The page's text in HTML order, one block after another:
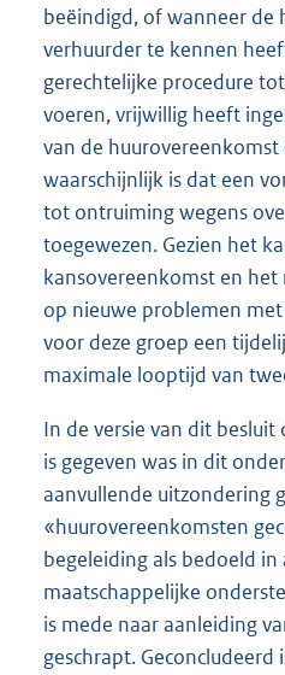
beëindigd, of wanneer de
verhuurder te kennen
gerechtelijke procedure
voeren, vrijwillig heeft
van de
waarschijnlijk is dat een
tot ontruiming wegens
toegewezen. Gezien het
kansovereenkomst en
op nieuwe problemen
voor deze groep een
maximale looptijd van
In de versie van dit
is gegeven was in dit
aanvullende uitzondering
«huurovereenkomsten
begeleiding als bedoeld
maatschappelijke
is mede naar aanleiding
geschrapt. Geconcludeerd